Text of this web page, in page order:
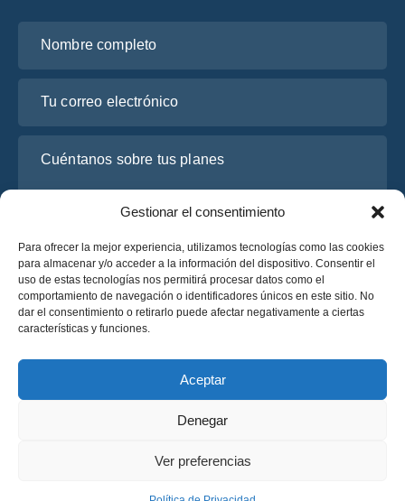
Gestionar el consentimiento
Para ofrecer la mejor experiencia, utilizamos tecnologías como las cookies
para almacenar y/o acceder a la información del dispositivo. Consentir el
uso de estas tecnologías nos permitirá procesar datos como el
comportamiento de navegación o identificadores únicos en este sitio. No
dar el consentimiento o retirarlo puede afectar negativamente a ciertas
características y funciones.
Aceptar
Denegar
Ver preferencias
Política de Privacidad
Términos y Condiciones
He leído y acepto la
Solicite un presupuesto
Solicite un presupuesto